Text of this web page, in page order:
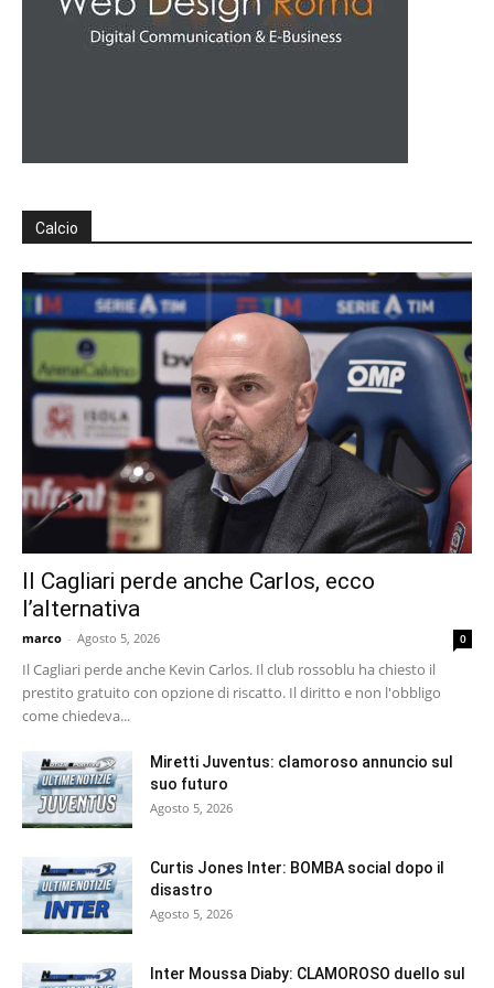
Calcio
Il Cagliari perde anche Carlos, ecco
l’alternativa
marco - Agosto 5, 2026 0
Il Cagliari perde anche Kevin Carlos. Il club rossoblu ha chiesto il
prestito gratuito con opzione di riscatto. Il diritto e non l'obbligo
come chiedeva...
Miretti Juventus: clamoroso annuncio sul
suo futuro
Agosto 5, 2026
Curtis Jones Inter: BOMBA social dopo il
disastro
Agosto 5, 2026
Inter Moussa Diaby: CLAMOROSO duello sul